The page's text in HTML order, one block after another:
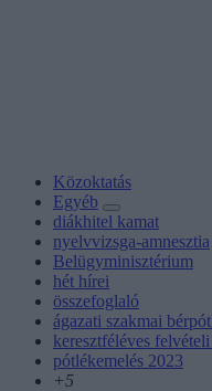
Közoktatás
Egyéb
diákhitel kamat
nyelvvizsga-amnesztia
Belügyminisztérium
hét hírei
összefoglaló
ágazati szakmai
keresztféléves
pótlékemelés 2023
+5